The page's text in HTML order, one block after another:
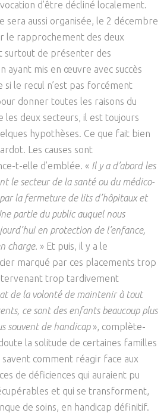
d’être décliné localement.
sera aussi organisée, le 2 décembre
le rapprochement des deux
surtout de présenter des
ayant mis en œuvre avec succès
le recul n’est pas forcément
donner toutes les raisons du
deux secteurs, il est toujours
hypothèses. Ce que fait bien
Les causes sont
t-elle d’emblée. « Il y a d’abord les
le secteur de la santé ou du médico-
la fermeture de lits d’hôpitaux et
partie du public auquel nous
en protection de l’enfance,
charge. » Et puis, il y a le
marqué par ces placements trop
trop tardivement
de la volonté de maintenir à tout
ce sont des enfants beaucoup plus
souvent de handicap», complète-
la solitude de certaines familles
savent comment réagir face aux
de déficiences qui auraient pu
et qui se transforment,
de soins, en handicap définitif.